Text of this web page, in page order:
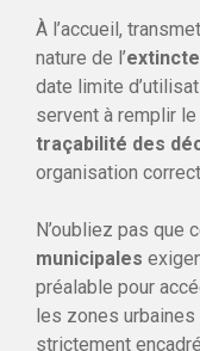
À l’accueil,
nature de l’
date limite
servent à remplir
traçabilité des
organisation
N’oubliez pas que
municipales
préalable pour
les zones urbaines
strictement